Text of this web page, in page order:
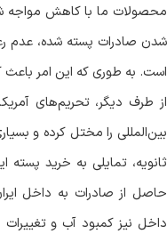
محصولات ما با کاهش مواجه
شدن صادرات پسته شده، عدم
است. به طوری که این امر
از طرف دیگر، تحریم‌های
بین‌المللی را مختل کرده و
ثانویه، تمایلی به خرید پسته
حاصل از صادرات به داخل
داخل نیز کمبود آب و